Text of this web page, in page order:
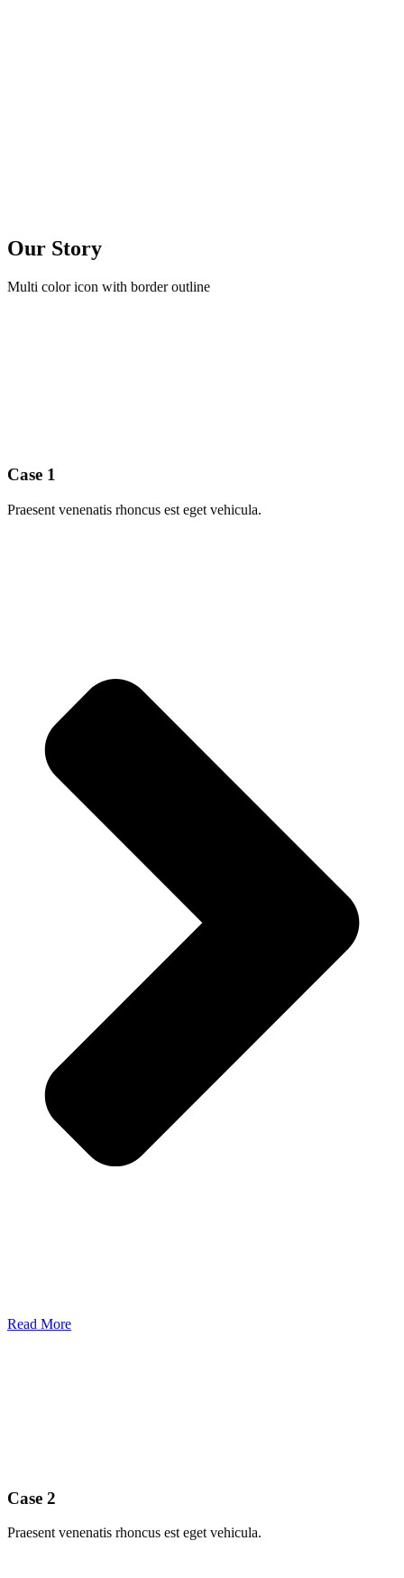
Our Story
Multi color icon with border outline
Case 1
Praesent venenatis rhoncus est eget vehicula.
Read More
Case 2
Praesent venenatis rhoncus est eget vehicula.